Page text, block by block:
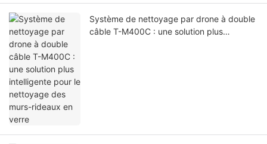
Système de nettoyage par drone à double
câble T-M400C : une solution plus